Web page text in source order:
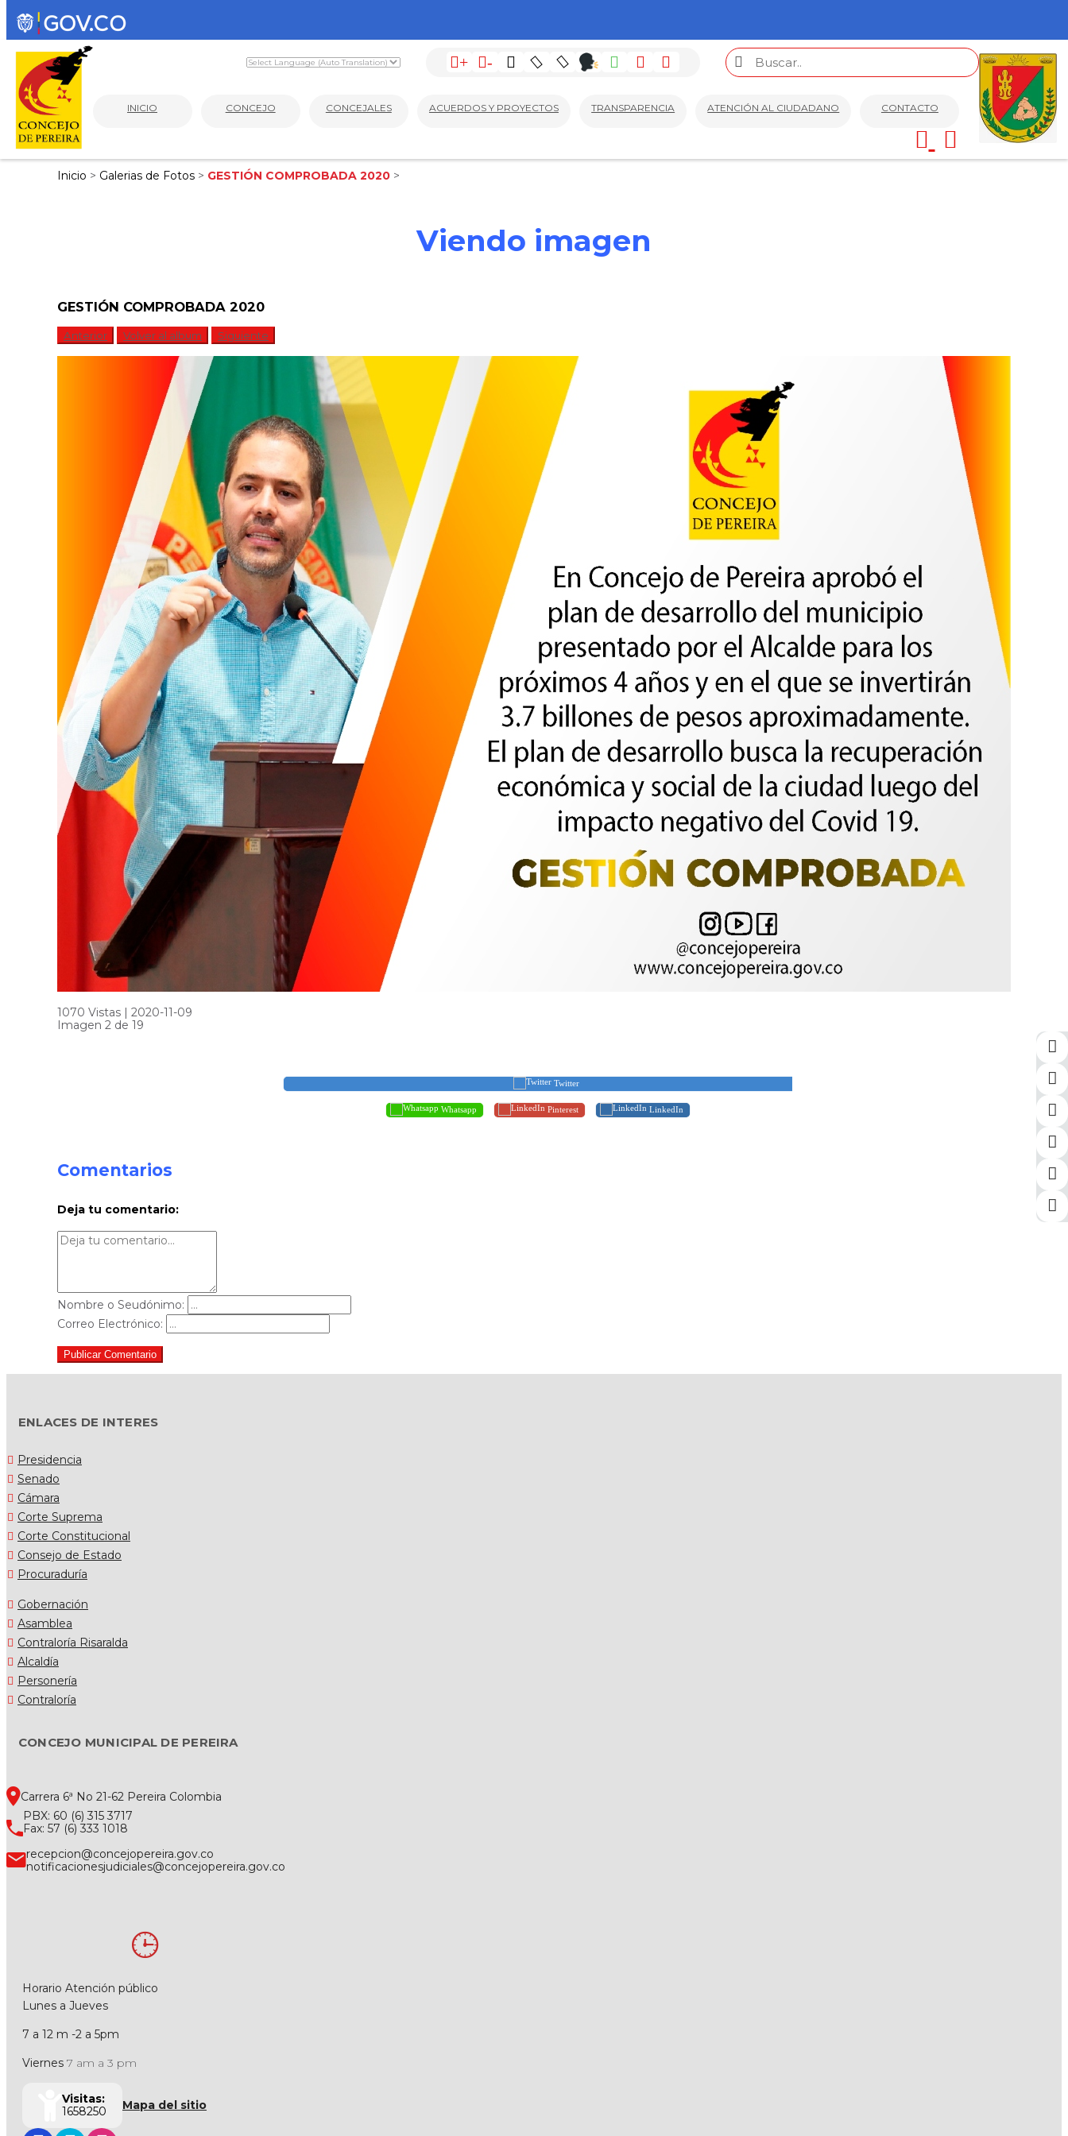
+ -
INICIO CONCEJO CONCEJALES ACUERDOS Y PROYECTOS TRANSPARENCIA ATENCIÓN AL CIUDADANO CONTACTO
Inicio > Galerias de Fotos > GESTIÓN COMPROBADA 2020 >
Viendo imagen
GESTIÓN COMPROBADA 2020
Anterior Volver al album Siguiente
1070 Vistas | 2020-11-09
Imagen 2 de 19
Twitter
Whatsapp Pinterest LinkedIn
Comentarios
Deja tu comentario:
Nombre o Seudónimo:
Correo Electrónico:
Publicar Comentario
ENLACES DE INTERES
Presidencia
Senado
Cámara
Corte Suprema
Corte Constitucional
Consejo de Estado
Procuraduría
Gobernación
Asamblea
Contraloría Risaralda
Alcaldía
Personería
Contraloría
CONCEJO MUNICIPAL DE PEREIRA
Carrera 6ª No 21-62 Pereira Colombia
PBX: 60 (6) 315 3717
Fax: 57 (6) 333 1018
recepcion@concejopereira.gov.co
notificacionesjudiciales@concejopereira.gov.co
Horario Atención público
Lunes a Jueves
7 a 12 m -2 a 5pm
Viernes 7 am a 3 pm
Visitas:
1658250
Mapa del sitio